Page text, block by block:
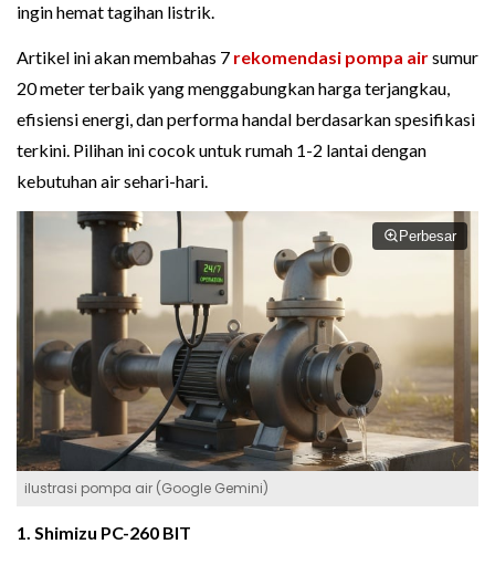
ingin hemat tagihan listrik.
Artikel ini akan membahas 7 rekomendasi pompa airsumur
20 meter terbaik yang menggabungkan harga terjangkau,
efisiensi energi, dan performa handal berdasarkan spesifikasi
terkini. Pilihan ini cocok untuk rumah 1-2 lantai dengan
kebutuhan air sehari-hari.
Perbesar
ilustrasi pompa air (Google Gemini)
1. Shimizu PC-260 BIT